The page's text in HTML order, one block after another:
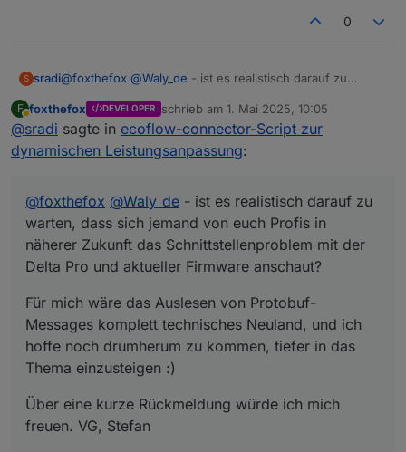
0
S sradi@foxthefox @Waly_de - ist es realistisch darauf zu
Zukunft das Schnittstellenproblem mit der Delta Pro und
aktueller Firmware anschaut?
Für mich wäre das Auslesen von Protobuf-Messages
komplett technisches Neuland, und ich hoffe noch
drumherum zu kommen, tiefer in das Thema einzusteigen
Über eine kurze Rückmeldung würde ich mich freuen.
F
Abwesend
foxthefox DEVELOPER schrieb am 1. Mai 2025, 10:05
zuletzt editiert von
@sradi sagte in ecoflow-connector-Script zur
dynamischen Leistungsanpassung:
@foxthefox @Waly_de - ist es realistisch darauf zu
warten, dass sich jemand von euch Profis in
näherer Zukunft das Schnittstellenproblem mit der
Delta Pro und aktueller Firmware anschaut?
Für mich wäre das Auslesen von Protobuf-
Messages komplett technisches Neuland, und ich
hoffe noch drumherum zu kommen, tiefer in das
Thema einzusteigen :)
Über eine kurze Rückmeldung würde ich mich
freuen. VG, Stefan